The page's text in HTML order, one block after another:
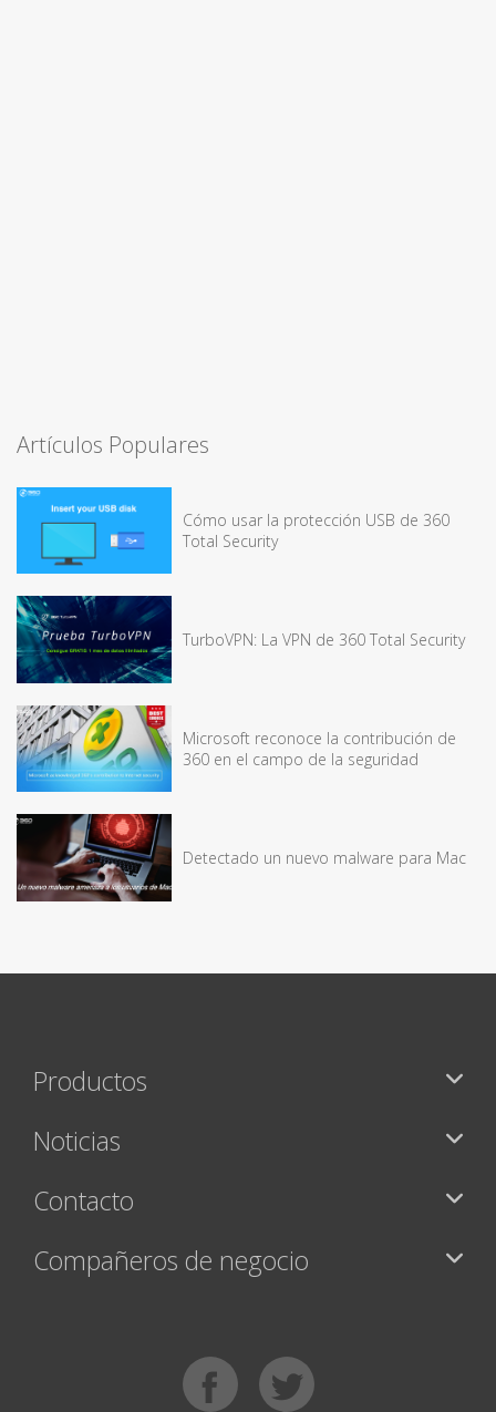
Artículos Populares
Cómo usar la protección USB de 360
Total Security
TurboVPN: La VPN de 360 Total Security
Microsoft reconoce la contribución de
360 en el campo de la seguridad
Detectado un nuevo malware para Mac
Productos
Noticias
Contacto
Compañeros de negocio